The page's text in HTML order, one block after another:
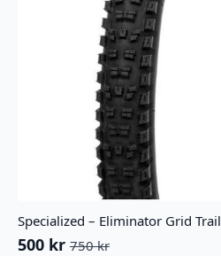
Specialized – Eliminator Grid Trail
750kr
500 kr